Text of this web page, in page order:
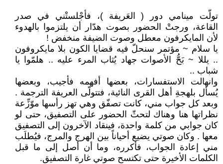
تولّت مينامي دور ( العَريفة )، فأجْلستْني في صدر
القاعة، ورجتْ الحضور بصوت هدّار أن يلتزموا بالهدوء
لأن المايكرفون معطل وصوت الضيفة منخفض !
يا سلام ~ مؤتمر سنحلّ فيه قضايا الكون بلا مايكروفون
.. يللا ~ بَحُّ الأصوات جهاد يُثاب المرء عليه .. هلمّوا يا
شباب ..
وانهالت الاستفسارات، بعضها أفهمه فأجيب، وبعضها
يُسأل بلهجةِ أهل القرى النائية، فتتولّى العريفة الترجمة .
وبعد كل جواب مني، كانت تصفّق وهي تهز رأسها موّزِّعة
نظراتها هنا وهناك لتحثّ الحضور على التصفيق، حتى لو
كان جوابي من كلمة واحدة، فينقاد الآخرون إلى التصفيق
معها . وكان صوتي يضيع أحياناً بين الهرج والمرج، فيُطلَب
مني إعادة الجواب، فأكرره، وما أن أصل إلى ما قبل
الكلمات الأخيرة حتى تكتسح صوتي غارة التصفيق.